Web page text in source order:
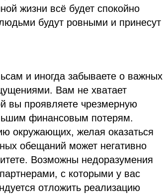
жизни всё будет спокойно
будут ровными и принесут
и иногда забываете о важных
Вам не хватает
вы проявляете чрезмерную
финансовым потерям.
окружающих, желая оказаться
обещаний может негативно
Возможны недоразумения
с которыми у вас
отложить реализацию